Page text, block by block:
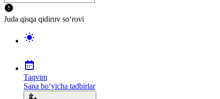
Juda qisqa qidiruv so‘rovi
Taqvim
Sana bo‘yicha tadbirlar